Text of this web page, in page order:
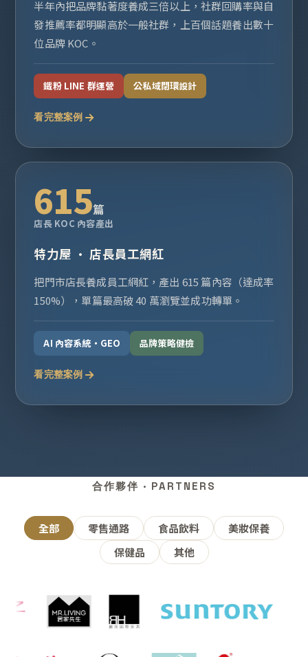
半年內把品牌黏著度養成三倍以上，社群回購率與自
發推薦率都明顯高於一般社群，上百個話題養出數十
位品牌 KOC。
鐵粉 LINE 群運營 公私域閉環設計
看完整案例
615篇
店長 KOC 內容產出
特力屋 · 店長員工網紅
把門市店長養成員工網紅，產出 615 篇內容（達成率
150%），單篇最高破 40 萬瀏覽並成功轉單。
AI 內容系統・GEO 品牌策略健檢
看完整案例
合作夥伴 · PARTNERS
全部 零售通路 食品飲料
美妝保養
保健品
其他